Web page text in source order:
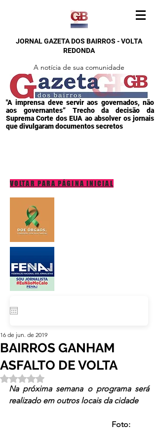
JORNAL GAZETA DOS BAIRROS - VOLTA
REDONDA
A notícia de sua comunidade
"A imprensa deve servir aos governados, não
aos governantes” Trecho da decisão da
Suprema Corte dos EUA ao absolver os jornais
que divulgaram documentos secretos
VOLTAR PARA PÁGINA INICIAL
BAIRROS GANHAM
ASFALTO DE VOLTA
16 de jun. de 2019
Avaliado com NaN de 5 estrelas.
Na próxima semana o programa será
realizado em outros locais da cidade